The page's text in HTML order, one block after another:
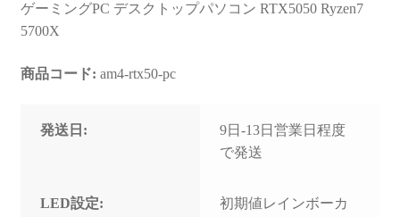
ゲーミングPC デスクトップパソコン RTX5050 Ryzen7
5700X
商品コード: am4-rtx50-pc
発送日:
9日-13日営業日程度
で発送
LED設定:
初期値レインボーカ